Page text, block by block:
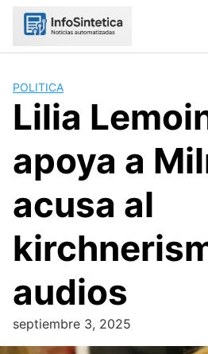
Skip
POLITICA
Lilia
apoya a
acusa al
audios
septiembre 3, 2025